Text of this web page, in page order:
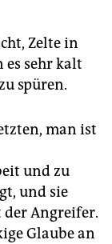
Zelte in
es sehr kalt
spüren.
man ist
und zu
und sie
der Angreifer.
Glaube an